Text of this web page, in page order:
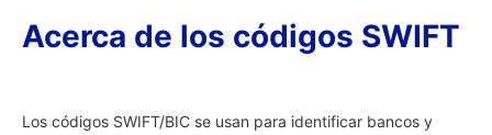
Acerca de los códigos SWIFT
Los códigos SWIFT/BIC se usan para identificar bancos y